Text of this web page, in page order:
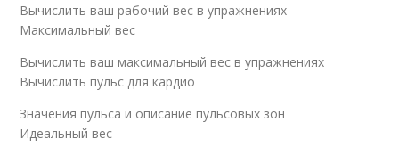
Вычислить ваш рабочий вес в упражнениях
Максимальный вес
Вычислить ваш максимальный вес в упражнениях
Вычислить пульс для кардио
Значения пульса и описание пульсовых зон
Идеальный вес